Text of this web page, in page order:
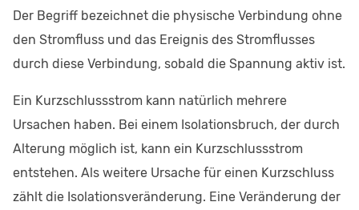
Der Begriff bezeichnet die physische Verbindung ohne
den Stromfluss und das Ereignis des Stromflusses
durch diese Verbindung, sobald die Spannung aktiv ist.
Ein Kurzschlussstrom kann natürlich mehrere
Ursachen haben. Bei einem Isolationsbruch, der durch
Alterung möglich ist, kann ein Kurzschlussstrom
entstehen. Als weitere Ursache für einen Kurzschluss
zählt die Isolationsveränderung. Eine Veränderung der